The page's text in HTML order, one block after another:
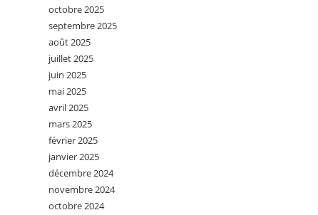
octobre 2025
septembre 2025
août 2025
juillet 2025
juin 2025
mai 2025
avril 2025
mars 2025
février 2025
janvier 2025
décembre 2024
novembre 2024
octobre 2024